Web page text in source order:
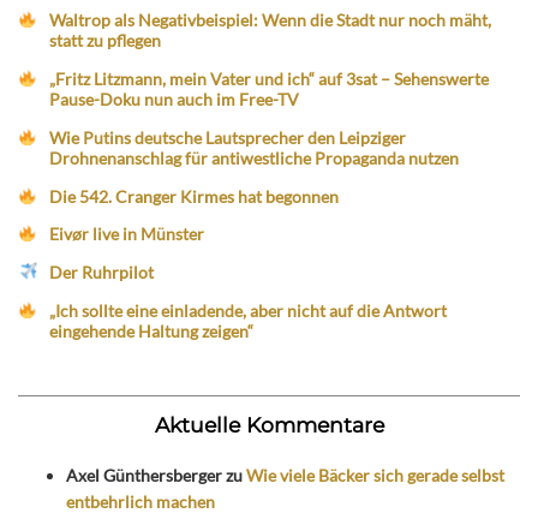
Waltrop als Negativbeispiel: Wenn die Stadt nur noch mäht,
statt zu pflegen
„Fritz Litzmann, mein Vater und ich“ auf 3sat – Sehenswerte
Pause-Doku nun auch im Free-TV
Wie Putins deutsche Lautsprecher den Leipziger
Drohnenanschlag für antiwestliche Propaganda nutzen
Die 542. Cranger Kirmes hat begonnen
Eivør live in Münster
Der Ruhrpilot
„Ich sollte eine einladende, aber nicht auf die Antwort
eingehende Haltung zeigen“
Aktuelle Kommentare
Axel GünthersbergerzuWie viele Bäcker sich gerade selbst
entbehrlich machen